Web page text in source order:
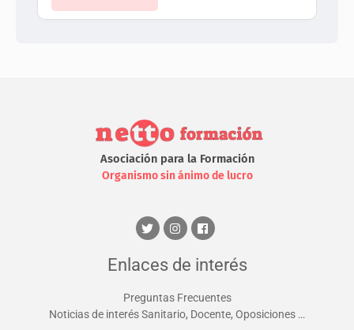
Asociación para la Formación
Organismo sin ánimo de lucro
Enlaces de interés
Preguntas Frecuentes
Noticias de interés Sanitario, Docente, Oposiciones …